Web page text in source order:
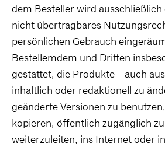
dem Besteller wird ausschließlich
nicht übertragbares
persönlichen Gebrauch
Bestellemdem und Dritten
gestattet, die Produkte – auch
inhaltlich oder redaktionell zu
geänderte Versionen zu
kopieren, öffentlich zugänglich
weiterzuleiten, ins Internet oder